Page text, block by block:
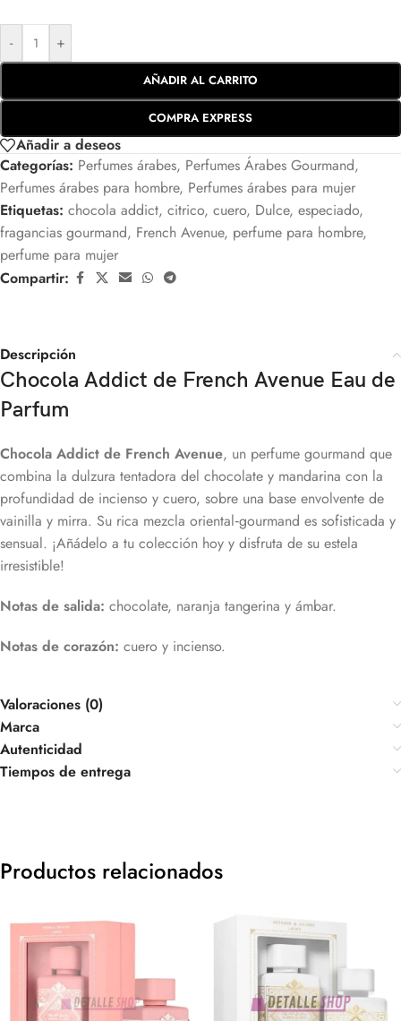
- +
AÑADIR AL CARRITO
COMPRA EXPRESS
Añadir a deseos
Categorías: Perfumes árabes, Perfumes Árabes Gourmand,
Perfumes árabes para hombre, Perfumes árabes para mujer
Etiquetas: chocola addict, citrico, cuero, Dulce, especiado,
fragancias gourmand, French Avenue, perfume para hombre,
perfume para mujer
Compartir:
Descripción
Chocola Addict de French Avenue Eau de
Parfum
Chocola Addict de French Avenue, un perfume gourmand que
combina la dulzura tentadora del chocolate y mandarina con la
profundidad de incienso y cuero, sobre una base envolvente de
vainilla y mirra. Su rica mezcla oriental‑gourmand es sofisticada y
sensual. ¡Añádelo a tu colección hoy y disfruta de su estela
irresistible!
Notas de salida: chocolate, naranja tangerina y ámbar.
Notas de corazón: cuero y incienso.
Valoraciones (0)
Marca
Autenticidad
Tiempos de entrega
Productos relacionados